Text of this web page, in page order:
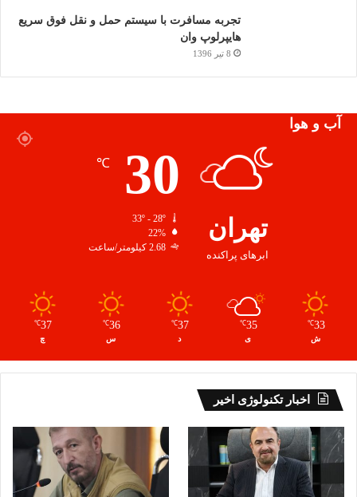
تجربه مسافرت با سیستم حمل و نقل فوق سریع
هایپرلوپ وان
8 تیر 1396
آب و هوا
تهران
ابرهای پراکنده
30
℃
22%
2.68 کیلومتر/ساعت
33
℃
ش
35
℃
ی
37
℃
د
36
℃
س
37
℃
چ
اخبار تکنولوژی اخیر